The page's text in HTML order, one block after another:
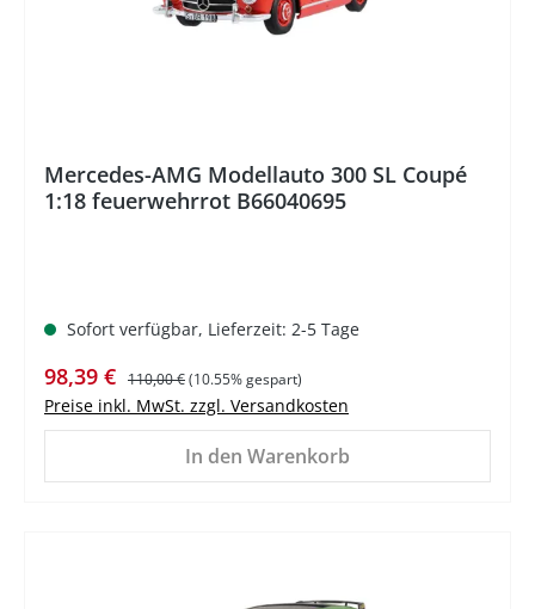
Mercedes-AMG Modellauto 300 SL Coupé
1:18 feuerwehrrot B66040695
Sofort verfügbar, Lieferzeit: 2-5 Tage
Verkaufspreis:
98,39 € Regulärer Preis:
110,00 €(10.55% gespart)
Preise inkl. MwSt. zzgl. Versandkosten
In den Warenkorb